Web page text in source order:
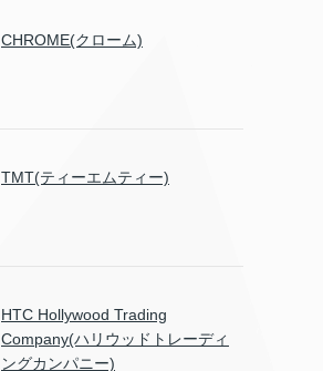
CHROME(クローム)
TMT(ティーエムティー)
HTC Hollywood Trading
Company(ハリウッドトレーディ
ングカンパニー)